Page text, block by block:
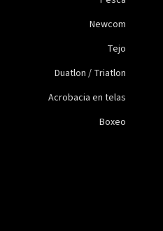
Newcom
Tejo
Duatlon / Triatlon
Acrobacia en telas
Boxeo